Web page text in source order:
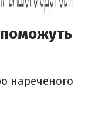
нареченого